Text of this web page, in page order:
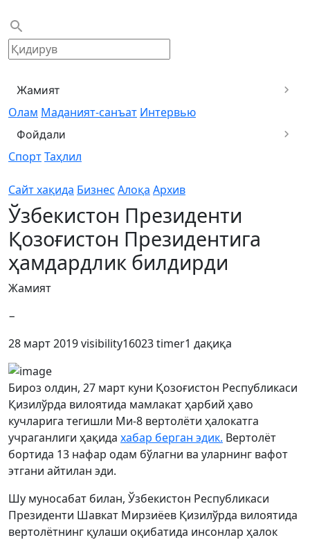
Жамият
Олам Маданият-санъат Интервью
Фойдали
СпортТаҳлил
Сайт хақида Бизнес Алоқа Архив
Ўзбекистон Президенти
Қозоғистон Президентига
ҳамдардлик билдирди
Жамият
−
28 март 2019visibility16023timer1 дақиқа
Бироз олдин, 27 март куни Қозоғистон Республикаси
Қизилўрда вилоятида мамлакат ҳарбий ҳаво
кучларига тегишли Ми-8 вертолёти ҳалокатга
учраганлиги ҳақида хабар берган эдик. Вертолёт
бортида 13 нафар одам бўлагни ва уларнинг вафот
этгани айтилан эди.
Шу муносабат билан, Ўзбекистон Республикаси
Президенти Шавкат Мирзиёев Қизилўрда вилоятида
вертолётнинг қулаши оқибатида инсонлар ҳалок